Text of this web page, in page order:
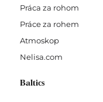
Práca za rohom
Práce za rohem
Atmoskop
Nelisa.com
Baltics